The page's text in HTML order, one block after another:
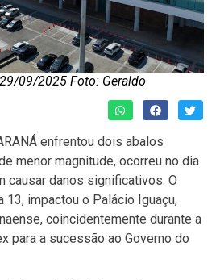
09/2025 Foto: Geraldo
enfrentou dois abalos
menor magnitude, ocorreu no dia
causar danos significativos. O
13, impactou o Palácio Iguaçu,
coincidentemente durante a
para a sucessão ao Governo do